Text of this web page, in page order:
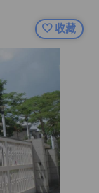
收藏